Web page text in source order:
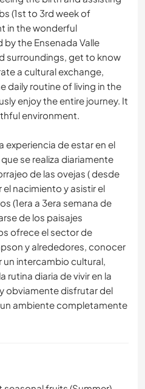
(1st to 3rd week of
in the wonderful
the Ensenada Valle
surroundings, get to know
a cultural exchange,
daily routine of living in the
enjoy the entire journey. It
environment.
experiencia de estar en el
se realiza diariamente
de las ovejas ( desde
el nacimiento y asistir el
(1era a 3era semana de
de los paisajes
ofrece el sector de
y alrededores, conocer
un intercambio cultural,
rutina diaria de vivir en la
obviamente disfrutar del
ambiente completamente